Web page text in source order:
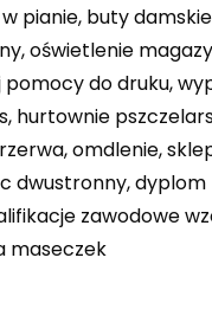
pianie, buty
oświetlenie
do druku,
hurtownie
omdlenie,
dwustronny, dyplom
zawodowe
maseczek